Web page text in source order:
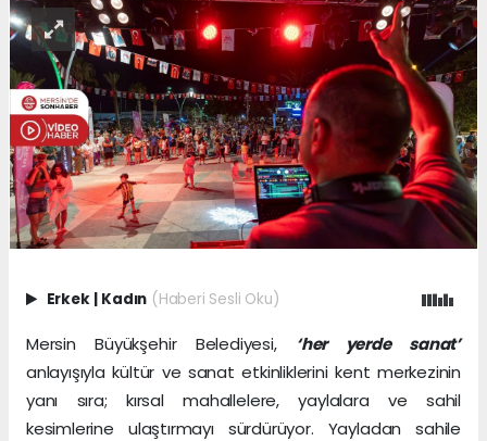
Erkek | Kadın (Haberi Sesli Oku)
Mersin Büyükşehir Belediyesi, ‘her yerde sanat’
anlayışıyla kültür ve sanat etkinliklerini kent merkezinin
yanı sıra; kırsal mahallelere, yaylalara ve sahil
kesimlerine ulaştırmayı sürdürüyor. Yayladan sahile